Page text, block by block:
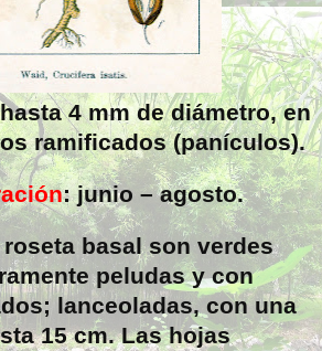
4 mmde diámetro, en
ramificados (panículos).
: junio – agosto.
basal son verdes
peludas y con
lanceoladas, con una
15 cm. Las hojas